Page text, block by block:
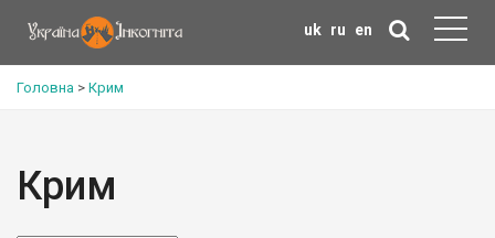
uk ru en
Головна > Крим
Крим